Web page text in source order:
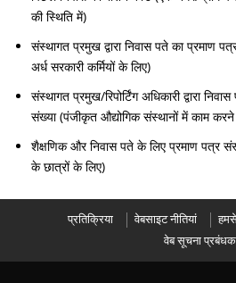
की स्थिति में)
संस्थागत प्रमुख द्वारा निवास पते का प्रमाण
अर्ध सरकारी कर्मियों के लिए)
संस्थागत प्रमुख/रिपोर्टिंग अधिकारी द्वारा
संख्या (पंजीकृत औद्योगिक संस्थानों में काम करने
शैक्षणिक और निवास पते के लिए प्रमाण पत्र
के छात्रों के लिए)
प्रतिक्रिया वेबसाइट नीतियां
वेब सूचना प्रबंधक